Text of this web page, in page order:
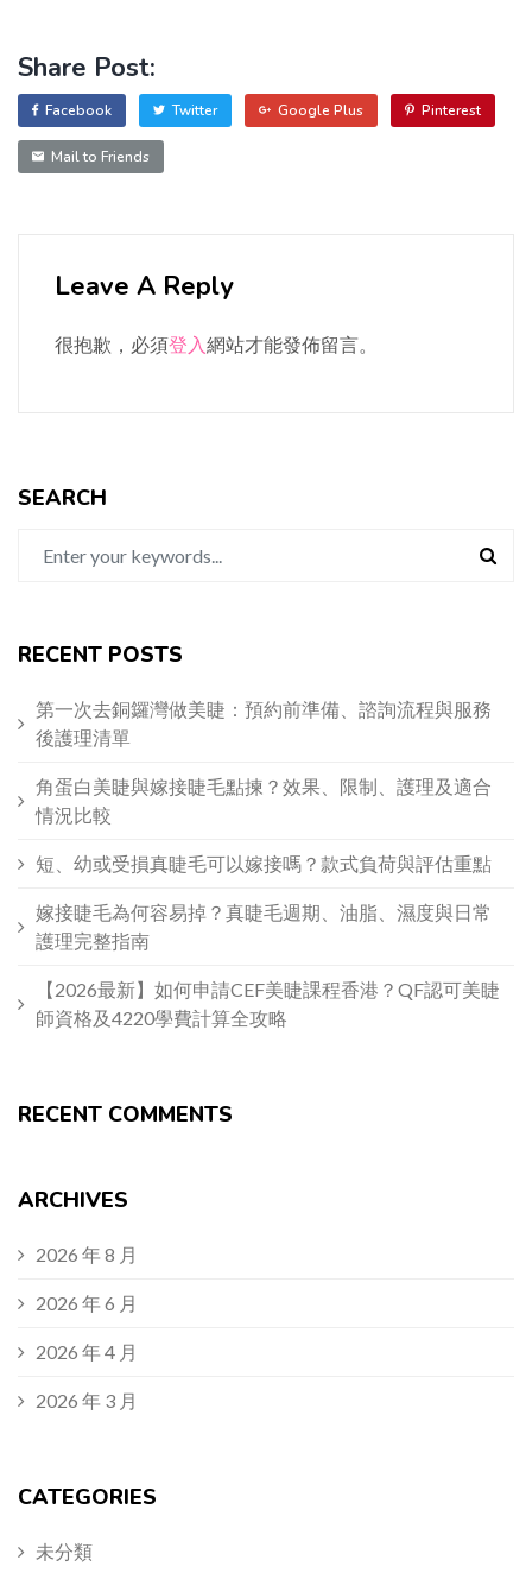
Share Post:
Facebook Twitter Google Plus Pinterest
Mail to Friends
Leave A Reply
很抱歉，必須登入網站才能發佈留言。
SEARCH
RECENT POSTS
第一次去銅鑼灣做美睫：預約前準備、諮詢流程與服務
後護理清單
角蛋白美睫與嫁接睫毛點揀？效果、限制、護理及適合
情況比較
短、幼或受損真睫毛可以嫁接嗎？款式負荷與評估重點
嫁接睫毛為何容易掉？真睫毛週期、油脂、濕度與日常
護理完整指南
【2026最新】如何申請CEF美睫課程香港？QF認可美睫
師資格及4220學費計算全攻略
RECENT COMMENTS
ARCHIVES
2026 年 8 月
2026 年 6 月
2026 年 4 月
2026 年 3 月
CATEGORIES
未分類